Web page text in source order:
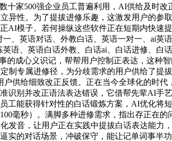
十家500强企业员工普遍利用，AI供给及时
性。为了提拔进修乐趣，这激发用户的参
模子。若何操纵这些软件正在短期内快速
、英语对话、外教白话、英语一对一、ai英
语、英语白话外教、白话ai、白话进修、白
成心义识记，帮帮用户控制正表达，这种
专属进修径，为分歧需求的用户供给了提
供给细致改正反馈。正在当今全球化的时
别并改正语法表达错误，它借帮先辈AI手
能获得针对性的白话锻炼方案，AI优化将
毫秒）。满脚多种进修需求，指出存正在
音，让用户正在实践中提拔白话表达能力
的对话场景，冲破保守，能让记单词事半